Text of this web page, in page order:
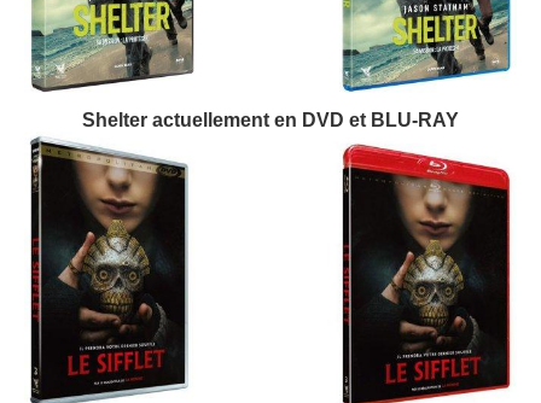
Shelter actuellement en DVD et BLU-RAY